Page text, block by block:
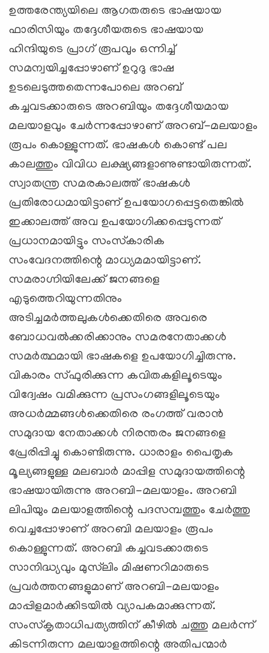
ഉത്തരേന്ത്യയിലെ ആഗതരുടെ ഭാഷയായ
ഫാരിസിയും തദ്ദേശീയരുടെ ഭാഷയായ
ഹിന്ദിയുടെ പ്രാഗ് രൂപവും ഒന്നിച്ച്
സമന്വയിച്ചപ്പോഴാണ് ഉറുദു ഭാഷ
ഉടലെടുത്തതെന്നപോലെ അറബ്
കച്ചവടക്കാരുടെ അറബിയും തദ്ദേശീയമായ
മലയാളവും ചേര്‍ന്നപ്പോഴാണ് അറബ്-മലയാളം
രൂപം കൊള്ളുന്നത്. ഭാഷകള്‍ കൊണ്ട് പല
കാലത്തും വിവിധ ലക്ഷ്യങ്ങളാണുണ്ടായിരുന്നത്.
സ്വാതന്ത്ര സമരകാലത്ത് ഭാഷകള്‍
പ്രതിരോധമായിട്ടാണ് ഉപയോഗപ്പെട്ടതെങ്കില്‍
ഇക്കാലത്ത് അവ ഉപയോഗിക്കപ്പെടുന്നത്
പ്രധാനമായിട്ടും സംസ്‌കാരിക
സംവേദനത്തിന്റെ മാധ്യമമായിട്ടാണ്.
സമരാഗ്നിയിലേക്ക് ജനങ്ങളെ
എടുത്തെറിയുന്നതിനും
അടിച്ചമര്‍ത്തലുകള്‍ക്കെതിരെ അവരെ
ബോധവല്‍ക്കരിക്കാനും സമരനേതാക്കള്‍
സമര്‍ത്ഥമായി ഭാഷകളെ ഉപയോഗിച്ചിരുന്നു.
വികാരം സ്ഫുരിക്കുന്ന കവിതകളിലൂടെയും
വിദ്വേഷം വമിക്കുന്ന പ്രസംഗങ്ങളിലൂടെയും
അധര്‍മ്മങ്ങള്‍ക്കെതിരെ രംഗത്ത് വരാന്‍
സമുദായ നേതാക്കള്‍ നിരന്തരം ജനങ്ങളെ
പ്രേരിപ്പിച്ചു കൊണ്ടിരുന്നു. ധാരാളം പൈതൃക
മൂല്യങ്ങളുള്ള മലബാര്‍ മാപ്പിള സമുദായത്തിന്റെ
ഭാഷയായിരുന്നു അറബി-മലയാളം. അറബി
ലിപിയും മലയാളത്തിന്റെ പദസമ്പത്തും ചേര്‍ത്തു
വെച്ചപ്പോഴാണ് അറബി മലയാളം രൂപം
കൊള്ളുന്നത്. അറബി കച്ചവടക്കാരുടെ
സാനിദ്ധ്യവും മുസ്‌ലിം മിഷണറിമാരുടെ
പ്രവര്‍ത്തനങ്ങളുമാണ് അറബി-മലയാളം
മാപ്പിളമാര്‍ക്കിടയില്‍ വ്യാപകമാക്കുന്നത്.
സംസ്‌കൃതാധിപത്യത്തിന് കീഴില്‍ ചത്തു മലര്‍ന്ന്
കിടന്നിരുന്ന മലയാളത്തിന്റെ അതിപന്മാര്‍